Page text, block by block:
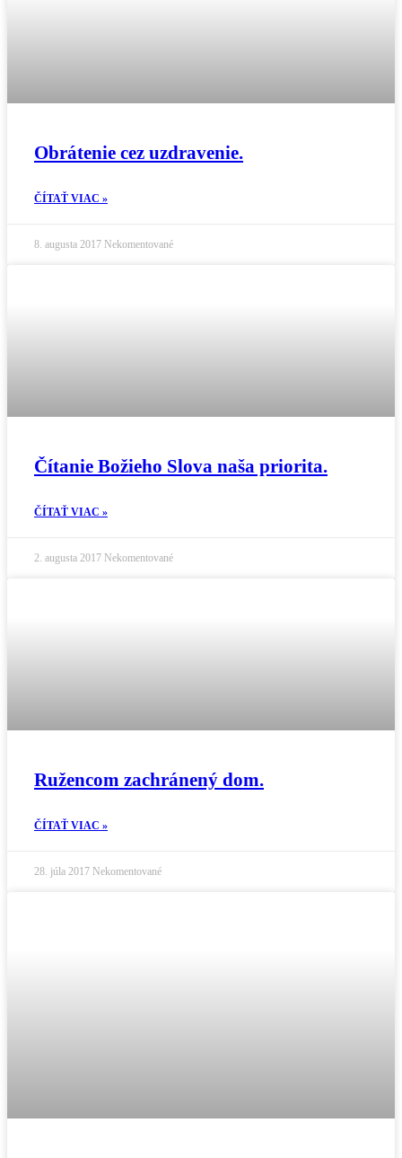
Obrátenie cez uzdravenie.
ČÍTAŤ VIAC »
8. augusta 2017 Nekomentované
Čítanie Božieho Slova naša priorita.
ČÍTAŤ VIAC »
2. augusta 2017 Nekomentované
Ružencom zachránený dom.
ČÍTAŤ VIAC »
28. júla 2017 Nekomentované